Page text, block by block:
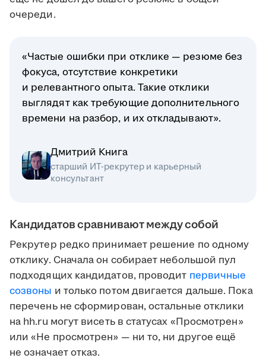
очереди.
«Частые ошибки при отклике — резюме без
фокуса, отсутствие конкретики
и релевантного опыта. Такие отклики
выглядят как требующие дополнительного
времени на разбор, и их откладывают».
Дмитрий Книга
старший ИТ-рекрутер и карьерный
консультант
Кандидатов сравнивают между собой
Рекрутер редко принимает решение по одному
отклику. Сначала он собирает небольшой пул
подходящих кандидатов, проводит первичные
созвоны и только потом двигается дальше. Пока
перечень не сформирован, остальные отклики
на hh.ru могут висеть в статусах «Просмотрен»
или «Не просмотрен» — ни то, ни другое ещё
не означает отказ.